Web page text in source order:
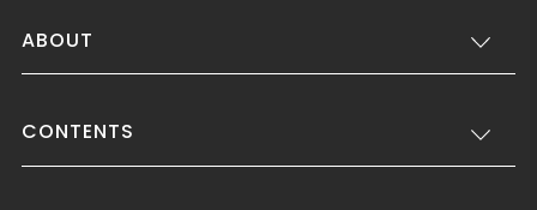
ABOUT
CONTENTS